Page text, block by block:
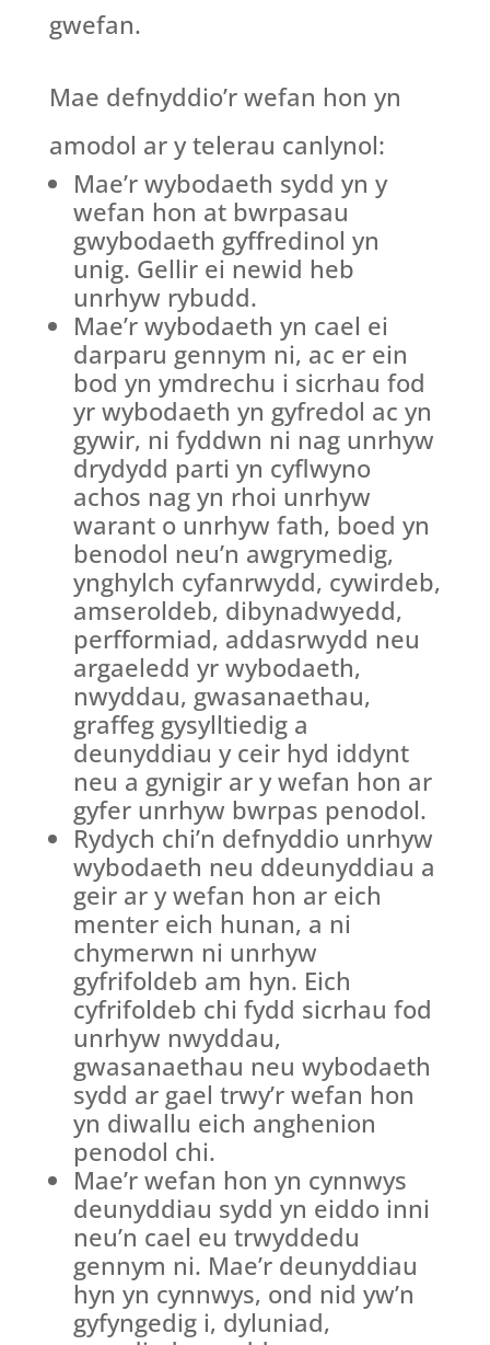
gwefan.
Mae defnyddio’r wefan hon yn
amodol ar y telerau canlynol:
Mae’r wybodaeth sydd yn y
wefan hon at bwrpasau
gwybodaeth gyffredinol yn
unig. Gellir ei newid heb
unrhyw rybudd.
Mae’r wybodaeth yn cael ei
darparu gennym ni, ac er ein
bod yn ymdrechu i sicrhau fod
yr wybodaeth yn gyfredol ac yn
gywir, ni fyddwn ni nag unrhyw
drydydd parti yn cyflwyno
achos nag yn rhoi unrhyw
warant o unrhyw fath, boed yn
benodol neu’n awgrymedig,
ynghylch cyfanrwydd, cywirdeb,
amseroldeb, dibynadwyedd,
perfformiad, addasrwydd neu
argaeledd yr wybodaeth,
nwyddau, gwasanaethau,
graffeg gysylltiedig a
deunyddiau y ceir hyd iddynt
neu a gynigir ar y wefan hon ar
gyfer unrhyw bwrpas penodol.
Rydych chi’n defnyddio unrhyw
wybodaeth neu ddeunyddiau a
geir ar y wefan hon ar eich
menter eich hunan, a ni
chymerwn ni unrhyw
gyfrifoldeb am hyn. Eich
cyfrifoldeb chi fydd sicrhau fod
unrhyw nwyddau,
gwasanaethau neu wybodaeth
sydd ar gael trwy’r wefan hon
yn diwallu eich anghenion
penodol chi.
Mae’r wefan hon yn cynnwys
deunyddiau sydd yn eiddo inni
neu’n cael eu trwyddedu
gennym ni. Mae’r deunyddiau
hyn yn cynnwys, ond nid yw’n
gyfyngedig i, dyluniad,